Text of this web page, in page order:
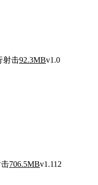
射击92.3MBv1.0
706.5MBv1.112